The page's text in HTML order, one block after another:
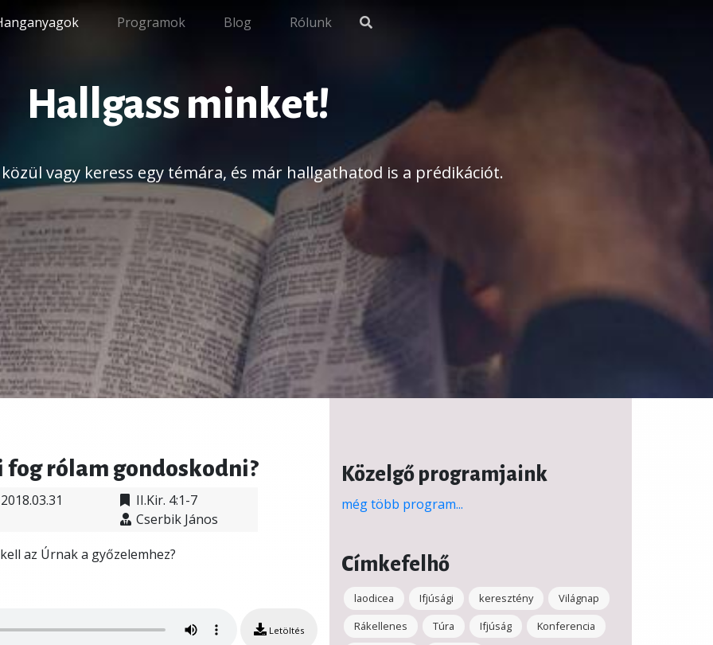
Programok Blog Rólunk
Hallgass minket!
vagy keress egy témára, és már hallgathatod is a prédikációt.
fog rólam gondoskodni?
II.Kir. 4:1-7
Cserbik János
az Úrnak a győzelemhez?
Letöltés
Közelgő programjaink
még több program...
Címkefelhő
laodicea Ifjúsági keresztény
Világnap
Rákellenes
Túra Ifjúság
Konferencia